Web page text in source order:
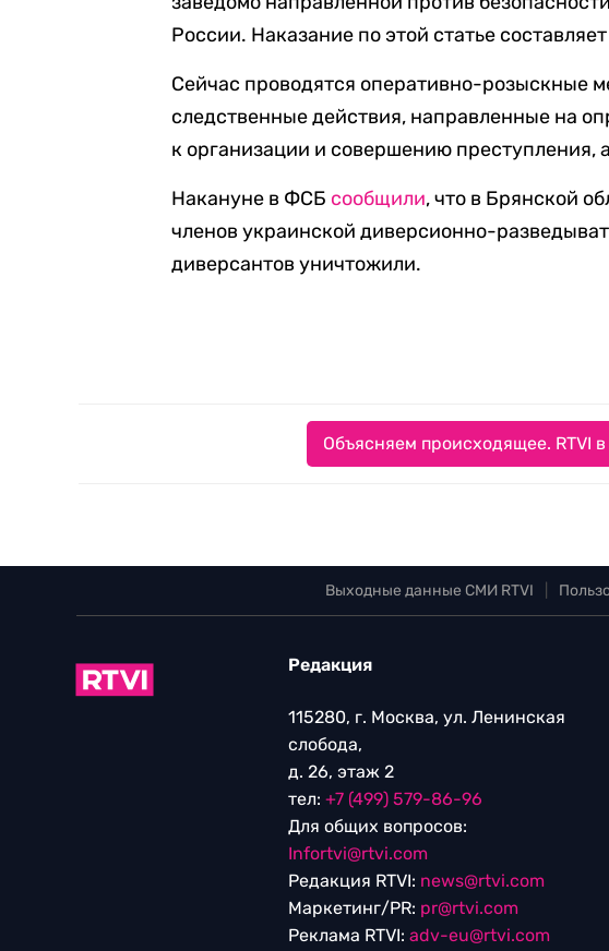
России. Наказание по этой статье
Сейчас проводятся оперативно-розыскные
следственные действия, направленные на
к организации и совершению преступления,
Накануне в ФСБ сообщили, что в Брянской
членов украинской диверсионно-
диверсантов уничтожили.
Объясняем происходящее. RTVI в
Выходные данные СМИ RTVI
Редакция
115280, г. Москва, ул. Ленинская
слобода,
д. 26, этаж 2
тел: +7 (499) 579-86-96
Для общих вопросов:
Infortvi@rtvi.com
Редакция RTVI: news@rtvi.com
Маркетинг/PR: pr@rtvi.com
Реклама RTVI: adv-eu@rtvi.com